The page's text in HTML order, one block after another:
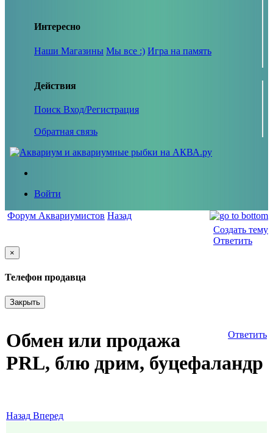
Интересно
Наши Магазины Мы все :) Игра на память
Действия
Поиск Вход/Регистрация
Обратная связь
Войти
Форум Аквариумистов Назад
Создать тему
Ответить
×
Телефон продавца
Закрыть
Ответить
Обмен или продажа
PRL, блю дрим, буцефаландр
Назад Вперед